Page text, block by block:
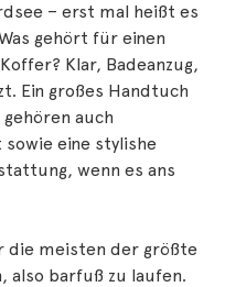
– erst mal heißt es
gehört für einen
Klar, Badeanzug,
Ein großes Handtuch
auch
eine stylishe
wenn es ans
die meisten der größte
also barfuß zu laufen.